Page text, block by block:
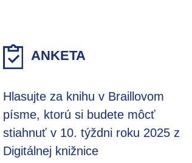
ANKETA
Hlasujte za knihu v Braillovom
písme, ktorú si budete môcť
stiahnuť v 10. týždni roku 2025 z
Digitálnej knižnice